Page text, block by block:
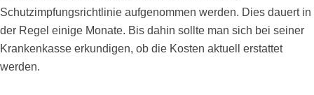
Schutzimpfungsrichtlinie aufgenommen werden. Dies dauert in
der Regel einige Monate. Bis dahin sollte man sich bei seiner
Krankenkasse erkundigen, ob die Kosten aktuell erstattet
werden.